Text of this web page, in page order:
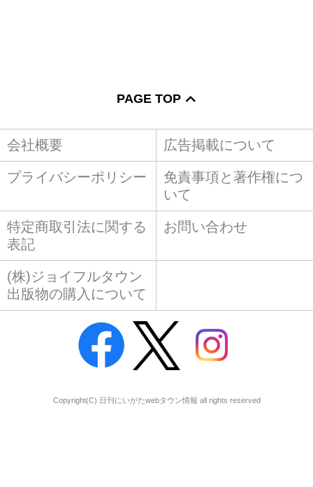
PAGE TOP
会社概要 広告掲載について
プライバシーポリシー
免責事項と著作権につ
いて
特定商取引法に関する
表記
お問い合わせ
(株)ジョイフルタウン
出版物の購入について
Copyright(C) 日刊にいがたwebタウン情報 all rights reserved